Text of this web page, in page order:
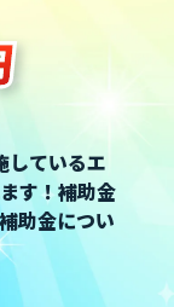
しているエ
す！補助金
助金につい